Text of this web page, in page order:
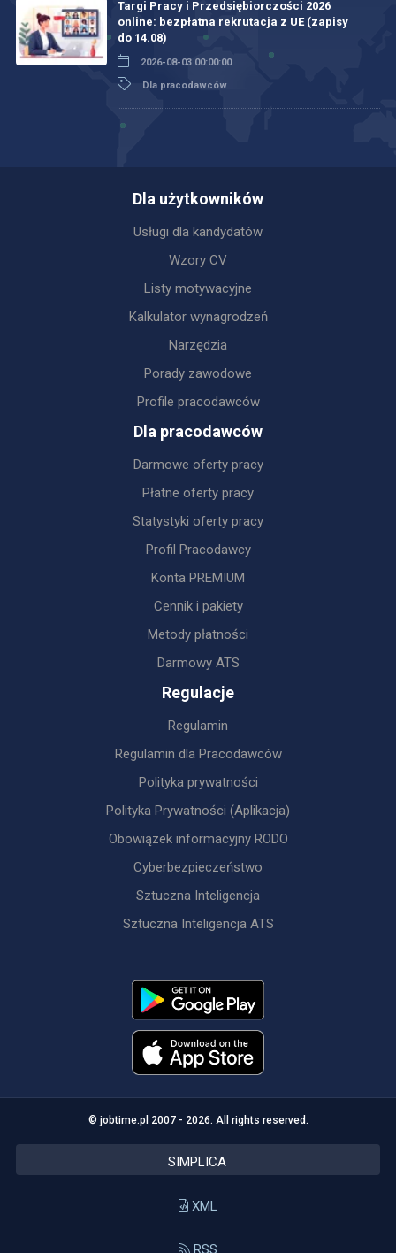
Targi Pracy i Przedsiębiorczości 2026
online: bezpłatna rekrutacja z UE (zapisy
do 14.08)
2026-08-03 00:00:00
Dla pracodawców
Dla użytkowników
Usługi dla kandydatów
Wzory CV
Listy motywacyjne
Kalkulator wynagrodzeń
Narzędzia
Porady zawodowe
Profile pracodawców
Dla pracodawców
Darmowe oferty pracy
Płatne oferty pracy
Statystyki oferty pracy
Profil Pracodawcy
Konta PREMIUM
Cennik i pakiety
Metody płatności
Darmowy ATS
Regulacje
Regulamin
Regulamin dla Pracodawców
Polityka prywatności
Polityka Prywatności (Aplikacja)
Obowiązek informacyjny RODO
Cyberbezpieczeństwo
Sztuczna Inteligencja
Sztuczna Inteligencja ATS
© jobtime.pl 2007 - 2026. All rights reserved.
SIMPLICA
XML
RSS